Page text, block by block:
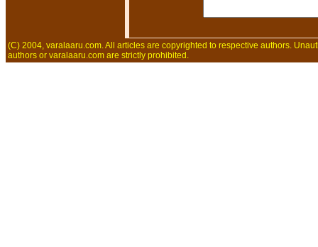
(C) 2004, varalaaru.com. All articles are copyrighted to respective authors.
authors or varalaaru.com are strictly prohibited.